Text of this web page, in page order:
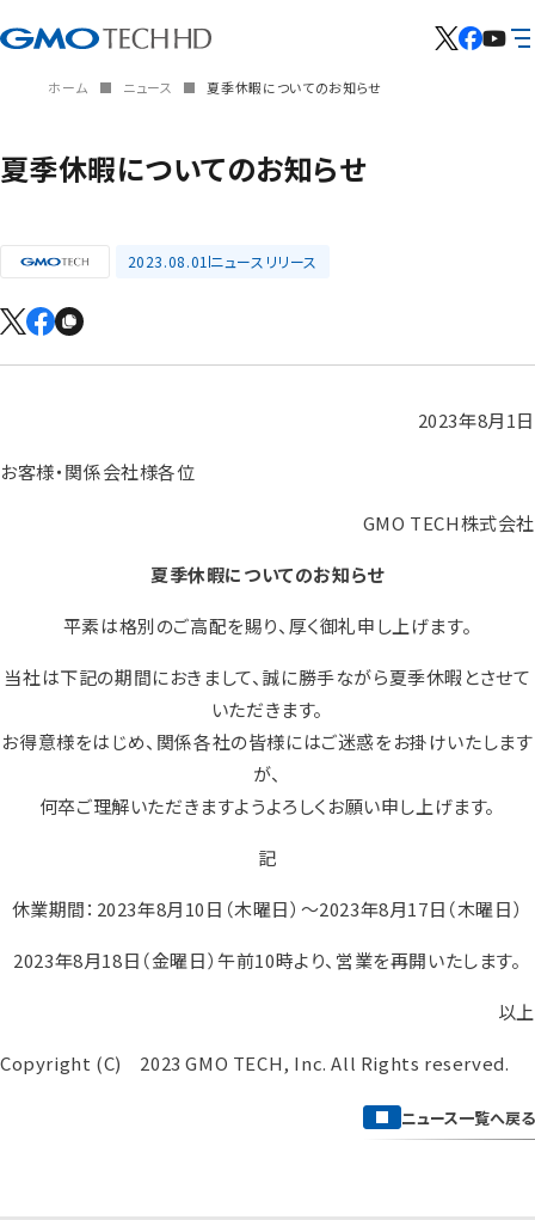
ホーム ニュース 夏季休暇についてのお知らせ
夏季休暇についてのお知らせ
2023.08.01 ニュースリリース
2023年8月1日
お客様・関係会社様各位
GMO TECH株式会社
夏季休暇についてのお知らせ
平素は格別のご高配を賜り、厚く御礼申し上げます。
当社は下記の期間におきまして、誠に勝手ながら夏季休暇とさせて
いただきます。
お得意様をはじめ、関係各社の皆様にはご迷惑をお掛けいたします
が、
何卒ご理解いただきますようよろしくお願い申し上げます。
記
休業期間：2023年8月10日（木曜日）～2023年8月17日（木曜日）
2023年8月18日（金曜日）午前10時より、営業を再開いたします。
以上
Copyright (C) 2023 GMO TECH, Inc. All Rights reserved.
ニュース一覧へ戻る